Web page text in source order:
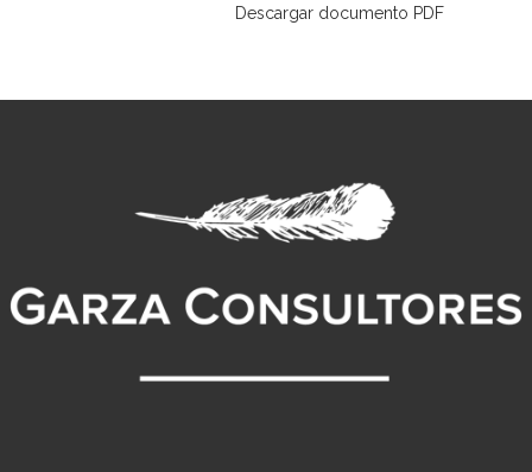
Descargar documento PDF